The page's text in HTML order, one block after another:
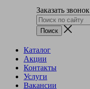
Заказать звонок
Каталог
Акции
Контакты
Услуги
Вакансии